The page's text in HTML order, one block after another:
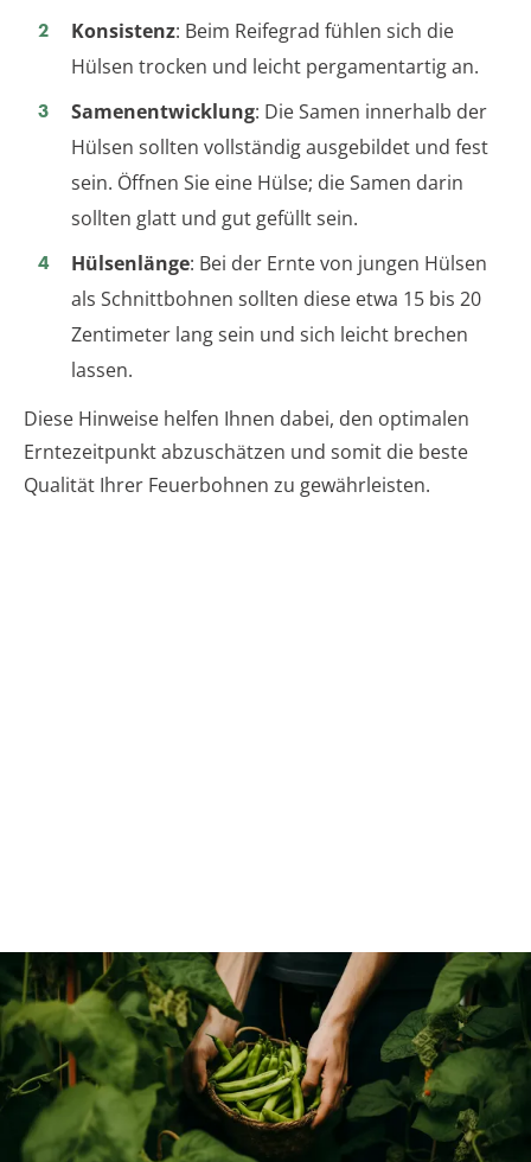
Konsistenz: Beim Reifegrad fühlen sich die
Hülsen trocken und leicht pergamentartig an.
Samenentwicklung: Die Samen innerhalb der
Hülsen sollten vollständig ausgebildet und fest
sein. Öffnen Sie eine Hülse; die Samen darin
sollten glatt und gut gefüllt sein.
Hülsenlänge: Bei der Ernte von jungen Hülsen
als Schnittbohnen sollten diese etwa 15 bis 20
Zentimeter lang sein und sich leicht brechen
lassen.
Diese Hinweise helfen Ihnen dabei, den optimalen
Erntezeitpunkt abzuschätzen und somit die beste
Qualität Ihrer Feuerbohnen zu gewährleisten.